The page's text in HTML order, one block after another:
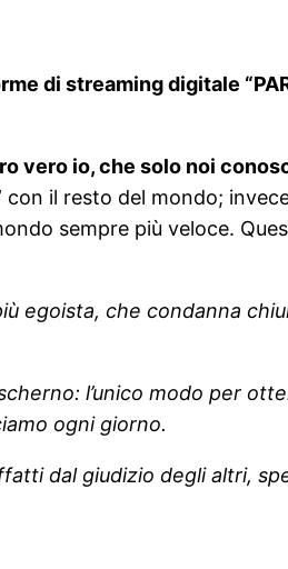
di streaming digitale
vero io, che solo noi
il resto del mondo;
sempre più veloce.
egoista, che condanna
l’unico modo per
ogni giorno.
dal giudizio degli altri,